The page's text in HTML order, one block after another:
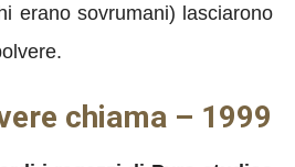
erano sovrumani) lasciarono
chiama – 1999